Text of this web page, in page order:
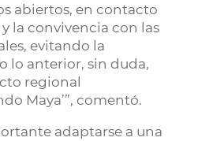
abiertos, en contacto
la convivencia con las
evitando la
lo anterior, sin duda,
regional
Maya’”, comentó.
adaptarse a una